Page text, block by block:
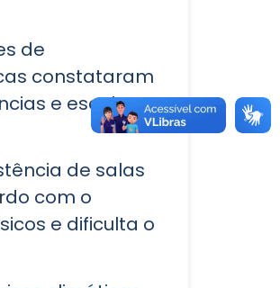
de
constataram
e escolas,
de salas
com o
e dificulta o